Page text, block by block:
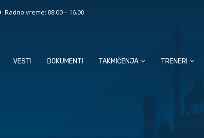
Radno vreme: 08.00 – 16.00
VESTI DOKUMENTI TAKMIČENJA TRENERI